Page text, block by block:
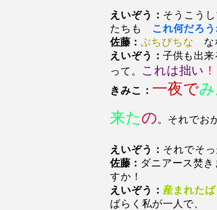
えいぞう： そうこう
たちも これ何だろ
佐藤： ぷちぴちな な
えいぞう： 子供も出
って。
これは拙い ！
きみこ： 一夜で
来たの。それでお
えいぞう： それでそ
佐藤： ダニアース焚
すか！
えいぞう： 産まれた
ばらく私が一人で、